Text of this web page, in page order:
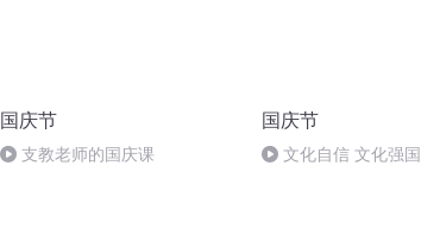
国庆节
支教老师的国庆课
国庆节
文化自信 文化强国